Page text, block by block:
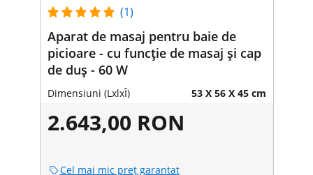
(1)
Aparat de masaj pentru baie de
picioare - cu funcție de masaj și cap
de duș - 60 W
Dimensiuni (LxlxÎ) 53 X 56 X 45 cm
2.643,00 RON
Cel mai mic preț garantat